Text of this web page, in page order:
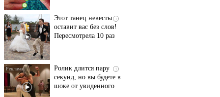
i
Этот танец невесты
оставит вас без слов!
Пересмотрела 10 раз
i
Ролик длится пару
секунд, но вы будете в
шоке от увиденного